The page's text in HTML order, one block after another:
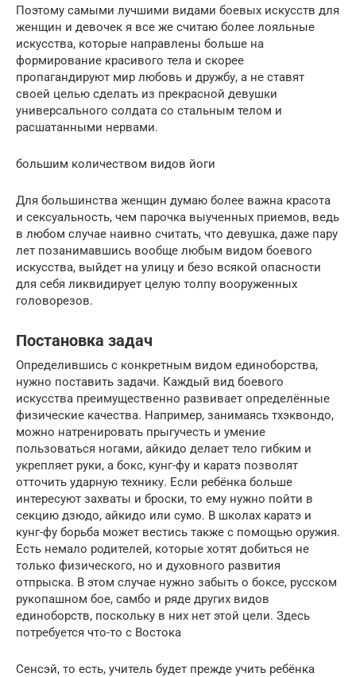
Поэтому самыми лучшими видами боевых искусств для
женщин и девочек я все же считаю более лояльные
искусства, которые направлены больше на
формирование красивого тела и скорее
пропагандируют мир любовь и дружбу, а не ставят
своей целью сделать из прекрасной девушки
универсального солдата со стальным телом и
расшатанными нервами.
большим количеством видов йоги
Для большинства женщин думаю более важна красота
и сексуальность, чем парочка выученных приемов, ведь
в любом случае наивно считать, что девушка, даже пару
лет позанимавшись вообще любым видом боевого
искусства, выйдет на улицу и безо всякой опасности
для себя ликвидирует целую толпу вооруженных
головорезов.
Постановка задач
Определившись с конкретным видом единоборства,
нужно поставить задачи. Каждый вид боевого
искусства преимущественно развивает определённые
физические качества. Например, занимаясь тхэквондо,
можно натренировать прыгучесть и умение
пользоваться ногами, айкидо делает тело гибким и
укрепляет руки, а бокс, кунг-фу и каратэ позволят
отточить ударную технику. Если ребёнка больше
интересуют захваты и броски, то ему нужно пойти в
секцию дзюдо, айкидо или сумо. В школах каратэ и
кунг-фу борьба может вестись также с помощью оружия.
Есть немало родителей, которые хотят добиться не
только физического, но и духовного развития
отпрыска. В этом случае нужно забыть о боксе, русском
рукопашном бое, самбо и ряде других видов
единоборств, поскольку в них нет этой цели. Здесь
потребуется что-то с Востока
Сенсэй, то есть, учитель будет прежде учить ребёнка